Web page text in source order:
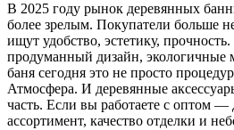
В 2025 году рынок деревянных
более зрелым. Покупатели больше
ищут удобство, эстетику,
продуманный дизайн,
баня сегодня это не просто
Атмосфера. И деревянные
часть. Если вы работаете с оптом —
ассортимент, качество отделки и